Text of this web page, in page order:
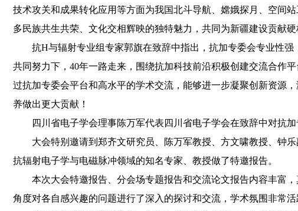
技术攻关和成果转化应用等方面为我国北斗导航、嫦娥探月、空间
多民族共生共荣、文化交相辉映的独特魅力，共同为新疆建设贡献硬
抗H与辐射专业组专家郭旗在致辞中指出，抗加专委会专业性
共同努力下，40年一路走来，围绕抗加科技前沿积极创建交流合作
过抗加专委会平台和高水平的学术交流，能够进一步凝聚创新资源
养做出更大贡献！
四川省电子学会理事陈万军代表四川省电子学会在致辞中对抗
大会特别邀请到郑齐文研究员、陈万军教授、方文啸教授、钟
抗辐射电子学与电磁脉冲领域的知名专家、教授做了特邀报告。
本次大会特邀报告、分会场专题报告和交流论文报告内容丰富
角度对各自感兴趣的问题进行了深入的探讨和交流，学术氛围非常活